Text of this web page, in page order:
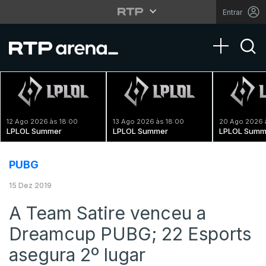
Entrar
Toggle
12 Ago 2026 às 18:00
LPLOL Summer
13 Ago 2026 às 18:00
LPLOL Summer
20 Ago 2026
LPLOL
PUBG
15 Dez 2019
A Team Satire venceu a
Dreamcup PUBG; 22 Esports
asegura 2º lugar